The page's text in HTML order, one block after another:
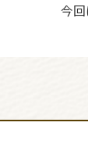
今